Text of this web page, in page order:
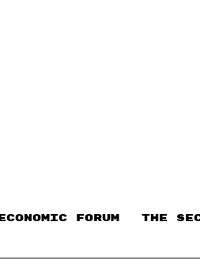
ECONOMIC FORUM THE